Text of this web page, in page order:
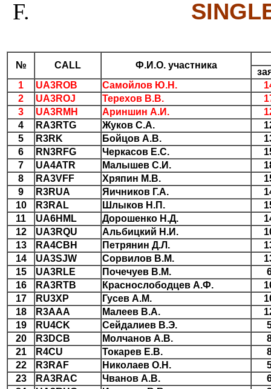
№ CALL Ф.И.О. участника
1
UA3ROB Самойлов Ю.Н.
2
UA3ROJ Терехов В.В.
3
UA3RMH Ариншин А.И.
4
RA3RTG Жуков С.А.
5
R3RK Бойцов А.В.
6
RN3RFG Черкасов Е.С.
7
UA4ATR Малышев С.И.
8
RA3VFF Хряпин М.В.
9
R3RUA Яичников Г.А.
10
R3RAL Шлыков Н.П.
11
UA6HML Дорошенко Н.Д.
12
UA3RQU Альбицкий Н.И.
13
RA4CBH Петрянин Д.Л.
14
UA3SJW Сорвилов В.М.
15
UA3RLE Почечуев В.М.
16
RA3RTB Краснослободцев А.Ф.
17
RU3XP Гусев А.М.
18
R3AAA Малеев В.А.
19
RU4CK Сейдалиев В.Э.
20
R3DCB Молчанов А.В.
21
R4CU Токарев Е.В.
22
R3RAF Николаев О.Н.
23
RA3RAC Чванов А.В.